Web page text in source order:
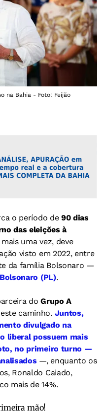
na Bahia - Foto: Feijão
o período de 90 dias
das eleições à
uma vez, deve
visto em 2022, entre
da família Bolsonaro —
(PL).
doGrupo A
caminho. Juntos,
divulgado na
liberal possuem mais
no primeiro turno —
—, enquanto os
Ronaldo Caiado,
mais de 14%.
mão!